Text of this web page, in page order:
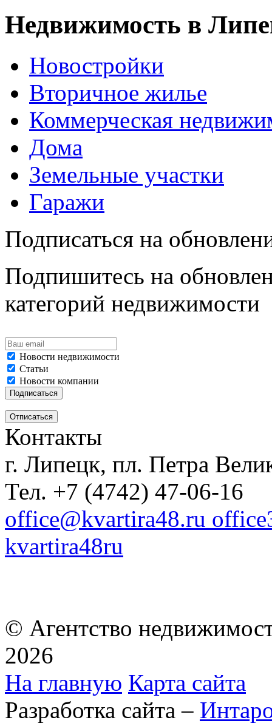
Недвижимость в
Новостройки
Вторичное жилье
Коммерческая
Дома
Земельные участки
Гаражи
Подписаться на
Подпишитесь на
категорий недвижимости
Новости недвижимости
Статьи
Новости компании
Контакты
г. Липецк, пл. Петра
Тел. +7 (4742) 47-06-16
office@kvartira48.ru
kvartira48ru
© Агентство
2026
На главную Карта сайта
Разработка сайта –